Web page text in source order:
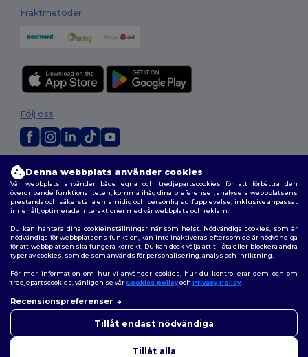
Fraktmetoder
2026. Alla rättigheter förbehållna
Allmänna Villkor| Anpassad policy | Integritetspolicy
Policy för cookies
|Karta över webbplatsen
Följ oss
Denna webbplats använder cookies
Vår webbplats använder både egna och tredjepartscookies för att förbättra den
övergripande funktionaliteten, komma ihåg dina preferenser, analysera webbplatsens
prestanda och säkerställa en smidig och personlig surfupplevelse, inklusive anpassat
innehåll, optimerade interaktioner med vår webbplats och reklam.
Du kan hantera dina cookieinställningar när som helst. Nödvändiga cookies, som är
nödvändiga för webbplatsens funktion, kan inte inaktiveras eftersom de är nödvändiga
för att webbplatsen ska fungera korrekt. Du kan dock välja att tillåta eller blockera andra
typer av cookies, som de som används för personalisering, analys och inriktning.
För mer information om hur vi använder cookies, hur du kontrollerar dem och om
tredjepartscookies, vänligen se vårCookies policyoch Privacy Policy.
Recensionspreferenser
Tillåt endast nödvändiga
Tillåt alla
funderingar kan du kontakta
finns här för som hjälp.